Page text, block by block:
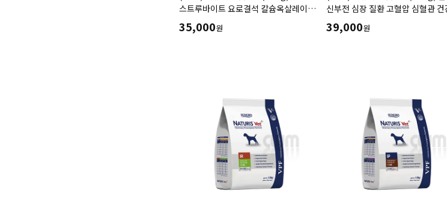
스트루바이트 요로결석 칼슘옥살레이트
방광염 결석 예방 재발 방지에 도움
(유통기한26년11월22일)
35,000원
신부전 심장 질환 고혈압 심혈관
도움
39,000원